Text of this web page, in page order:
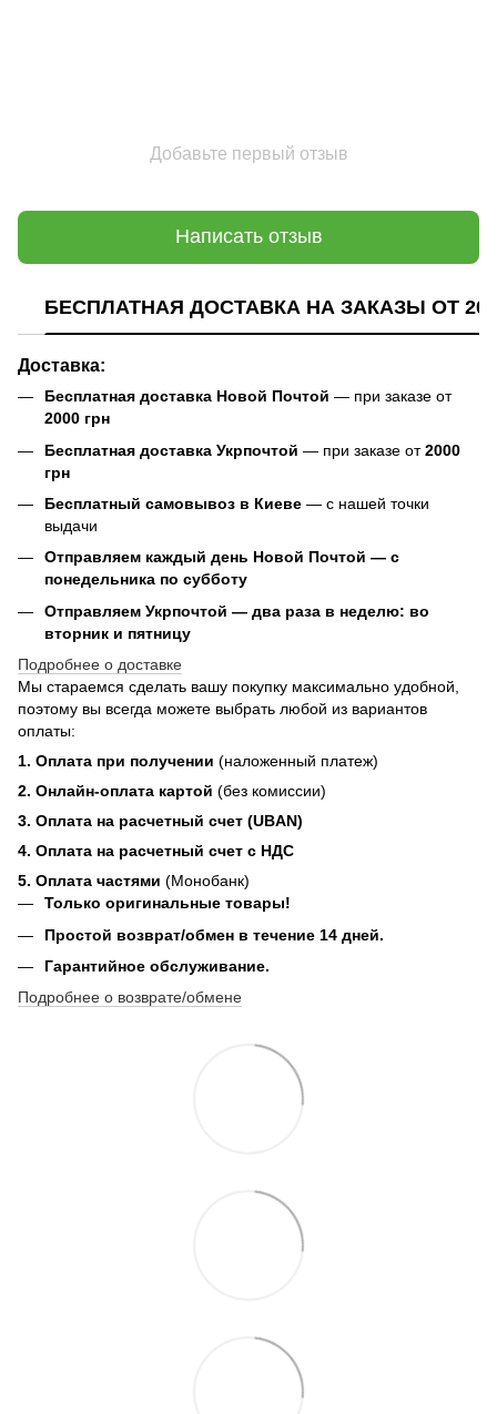
Добавьте первый отзыв
Написать отзыв
БЕСПЛАТНАЯ ДОСТАВКА НА ЗАКАЗЫ ОТ
Доставка:
Бесплатная доставка Новой Почтой — при заказе от
2000 грн
Бесплатная доставка Укрпочтой — при заказе от2000
грн
Бесплатный самовывоз в Киеве — с нашей точки
выдачи
Отправляем каждый день Новой Почтой — с
понедельника по субботу
Отправляем Укрпочтой — два раза в неделю: во
вторник и пятницу
Подробнее о доставке
Мы стараемся сделать вашу покупку максимально удобной,
поэтому вы всегда можете выбрать любой из вариантов
оплаты:
1. Оплата при получении (наложенный платеж)
2. Онлайн-оплата картой (без комиссии)
3. Оплата на расчетный счет (UBAN)
4. Оплата на расчетный счет с НДС
5. Оплата частями (Монобанк)
Только оригинальные товары!
Простой возврат/обмен в течение 14 дней.
Гарантийное обслуживание.
Подробнее о возврате/обмене